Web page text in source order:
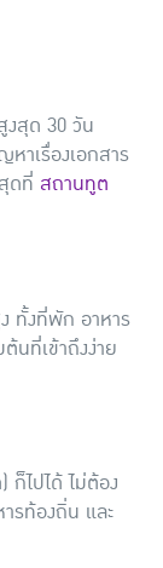
งสุด 30 วัน
าเรื่องเอกสาร
ดที่ สถานทูต
ทั้งที่พัก อาหาร
นที่เข้าถึงง่าย
ไปได้ ไม่ต้อง
รท้องถิ่น และ